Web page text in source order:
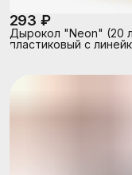
293 ₽
Дырокол "Neon" (20
пластиковый с